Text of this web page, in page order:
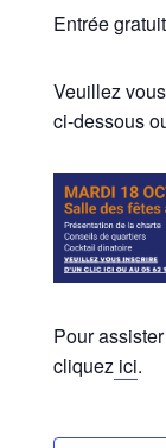
Entrée
Veuillez
ci-dessous
Pour
cliquezici.